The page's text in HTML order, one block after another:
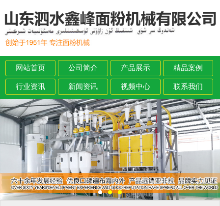
网站首页 公司简介 产品展示 精品案例
行业资讯 新闻资讯 视频中心 联系我们